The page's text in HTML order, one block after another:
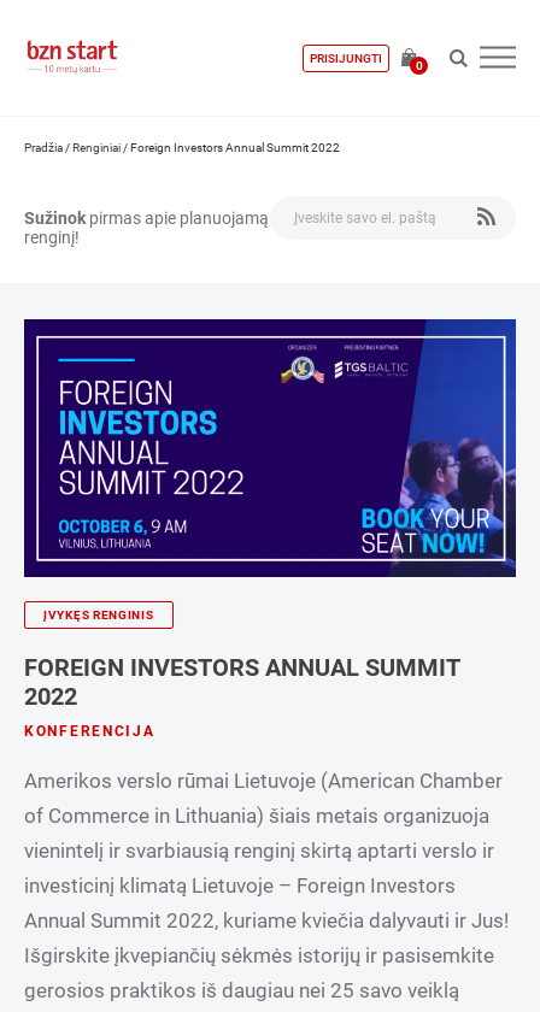
PRISIJUNGTI
0
Pradžia /Renginiai /Foreign Investors Annual Summit 2022
Sužinok pirmas apie planuojamą
renginį!
ĮVYKĘS RENGINIS
FOREIGN INVESTORS ANNUAL SUMMIT
2022
KONFERENCIJA
Amerikos verslo rūmai Lietuvoje (American Chamber
of Commerce in Lithuania) šiais metais organizuoja
vienintelį ir svarbiausią renginį skirtą aptarti verslo ir
investicinį klimatą Lietuvoje – Foreign Investors
Annual Summit 2022, kuriame kviečia dalyvauti ir Jus!
Išgirskite įkvepiančių sėkmės istorijų ir pasisemkite
gerosios praktikos iš daugiau nei 25 savo veiklą